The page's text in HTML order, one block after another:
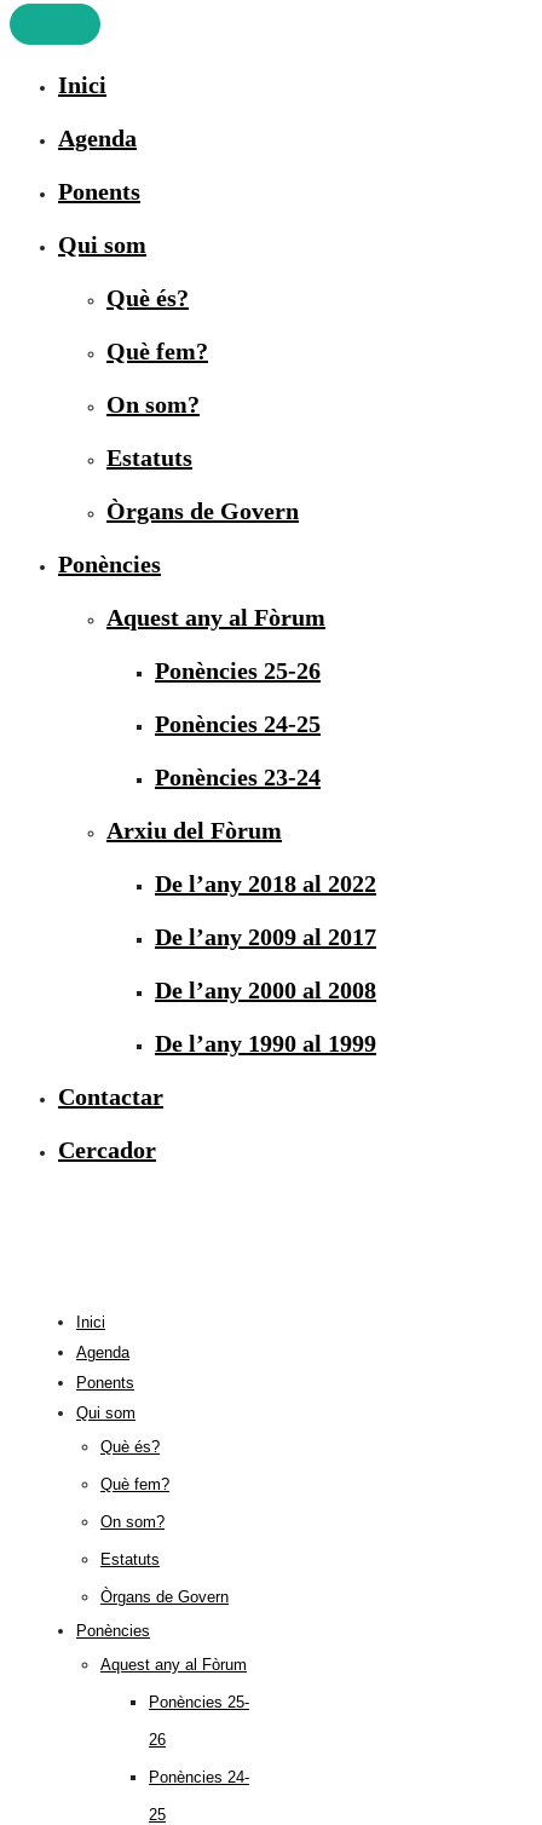
Inici
Agenda
Ponents
Qui som
Què és?
Què fem?
On som?
Estatuts
Òrgans de Govern
Ponències
Aquest any al Fòrum
Ponències 25-26
Ponències 24-25
Ponències 23-24
Arxiu del Fòrum
De l’any 2018 al 2022
De l’any 2009 al 2017
De l’any 2000 al 2008
De l’any 1990 al 1999
Contactar
Cercador
Inici
Agenda
Ponents
Qui som
Què és?
Què fem?
On som?
Estatuts
Òrgans de Govern
Ponències
Aquest any al Fòrum
Ponències 25-
26
Ponències 24-
25